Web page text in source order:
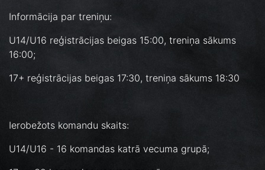
Informācija par treniņu:
U14/U16 reģistrācijas beigas 15:00, treniņa sākums
16:00;
17+ reģistrācijas beigas 17:30, treniņa sākums 18:30
Ierobežots komandu skaits:
U14/U16 - 16 komandas katrā vecuma grupā;